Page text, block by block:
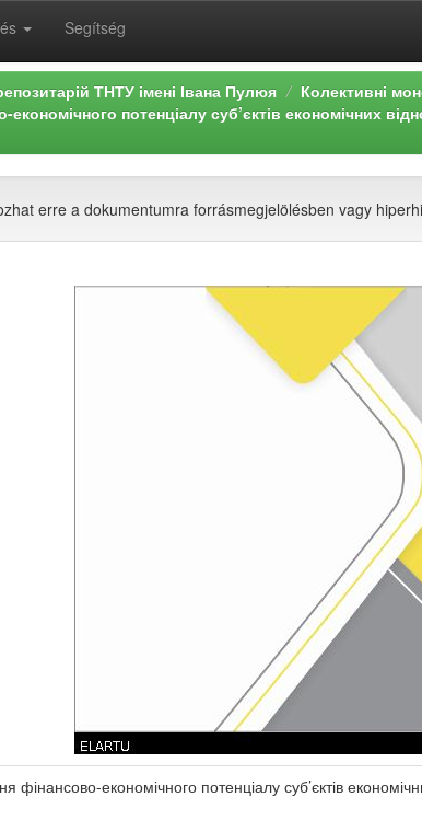
Segítség
ТНТУ імені Івана Пулюя
Колективні
потенціалу суб’єктів економічних
erre a dokumentumra forrásmegjelölésben vagy
фінансово-економічного потенціалу суб’єктів